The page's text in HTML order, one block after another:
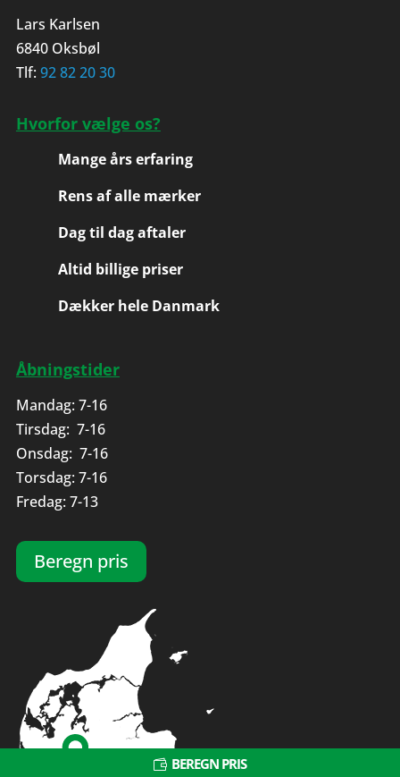
Lars Karlsen
6840 Oksbøl
Tlf: 92 82 20 30
Hvorfor vælge os?
Mange års erfaring
Rens af alle mærker
Dag til dag aftaler
Altid billige priser
Dækker hele Danmark
Åbningstider
Mandag: 7-16
Tirsdag: 7-16
Onsdag: 7-16
Torsdag: 7-16
Fredag: 7-13
Beregn pris
BEREGN PRIS